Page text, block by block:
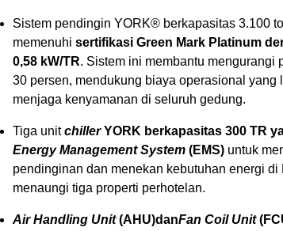
Sistem pendingin YORK® berkapasitas 3.100
memenuhi sertifikasi Green Mark Platinum
0,58 kW/TR. Sistem ini membantu mengurangi
30 persen, mendukung biaya operasional yang
menjaga kenyamanan di seluruh gedung.
Tiga unitchillerYORK berkapasitas 300 TR
Energy Management System (EMS) untuk
pendinginan dan menekan kebutuhan energi di
menaungi tiga properti perhotelan.
Air Handling Unit(AHU)danFan Coil Unit